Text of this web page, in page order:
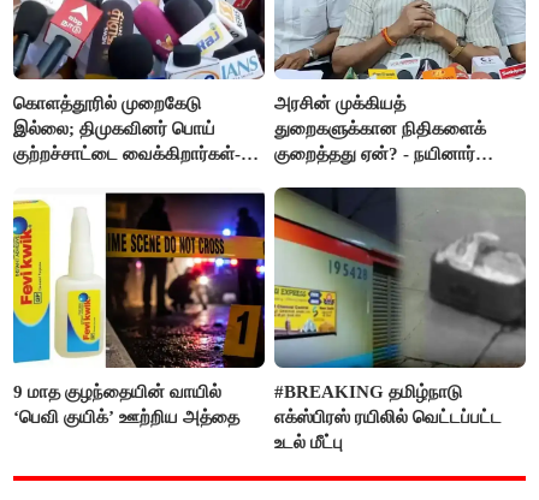
கொளத்தூரில் முறைகேடு
இல்லை; திமுகவினர் பொய்
குற்றச்சாட்டை வைக்கிறார்கள்-
அரசின் முக்கியத்
துறைகளுக்கான நிதிகளைக்
குறைத்தது ஏன்? - நயினார்
9 மாத குழந்தையின் வாயில்
‘பெவி குயிக்’ ஊற்றிய அத்தை
#BREAKING தமிழ்நாடு
எக்ஸ்பிரஸ் ரயிலில் வெட்டப்பட்ட
உடல் மீட்பு